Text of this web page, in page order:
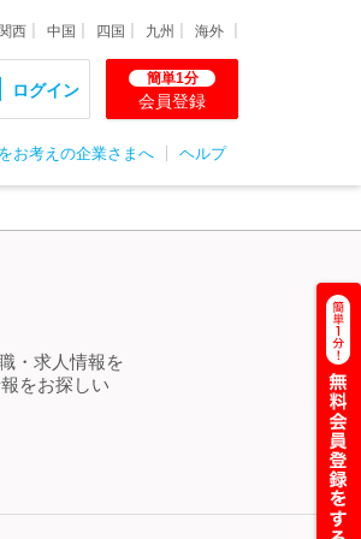
関西 中国 四国 九州 海外
ログイン
簡単1分
会員登録
お考えの企業さまへ ヘルプ
・求人情報を
をお探しい